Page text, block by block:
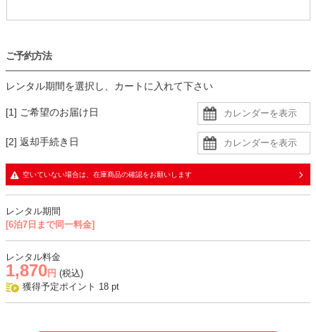
ご予約方法
レンタル期間を選択し、カートに入れて下さい
[1] ご希望のお届け日
[2] 返却手続き日
空いていない場合は、在庫商品の確認をお願いします
レンタル期間
[6泊7日まで同一料金]
レンタル料金
1,870 円 (税込)
獲得予定ポイント 18 pt